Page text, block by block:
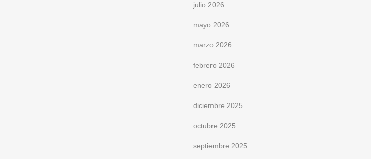
julio 2026
mayo 2026
marzo 2026
febrero 2026
enero 2026
diciembre 2025
octubre 2025
septiembre 2025